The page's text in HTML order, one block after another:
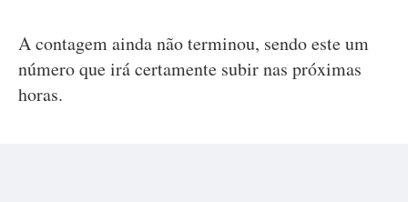
A contagem ainda não terminou, sendo este um
número que irá certamente subir nas próximas
horas.